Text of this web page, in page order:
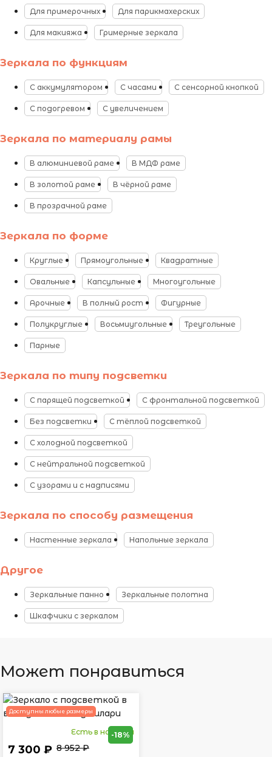
Для примерочных Для парикмахерских
Для макияжа Гримерные зеркала
Зеркала по функциям
С аккумулятором С часами С сенсорной кнопкой
С подогревом С увеличением
Зеркала по материалу рамы
В алюминиевой раме В МДФ раме
В золотой раме В чёрной раме
В прозрачной раме
Зеркала по форме
Круглые Прямоугольные Квадратные
Овальные Капсульные Многоугольные
Арочные В полный рост Фигурные
Полукруглые Восьмиугольные Треугольные
Парные
Зеркала по типу подсветки
С парящей подсветкой С фронтальной подсветкой
Без подсветки С тёплой подсветкой
С холодной подсветкой
С нейтральной подсветкой
С узорами и с надписями
Зеркала по способу размещения
Настенные зеркала Напольные зеркала
Другое
Зеркальные панно Зеркальные полотна
Шкафчики с зеркалом
Может понравиться
Доступны любые размеры
Есть в наличии
7 300 ₽ 8 952 ₽
-18%